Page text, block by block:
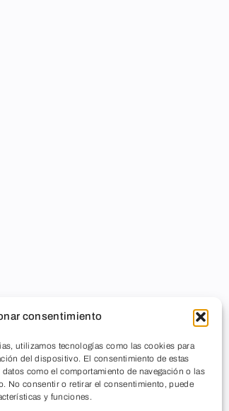
consentimiento
utilizamos tecnologías como las cookies para
del dispositivo. El consentimiento de estas
como el comportamiento de navegación o las
No consentir o retirar el consentimiento, puede
y funciones.